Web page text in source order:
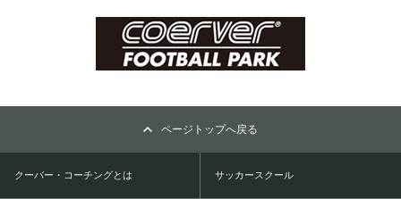
ページトップへ戻る
クーバー・コーチングとは サッカースクール